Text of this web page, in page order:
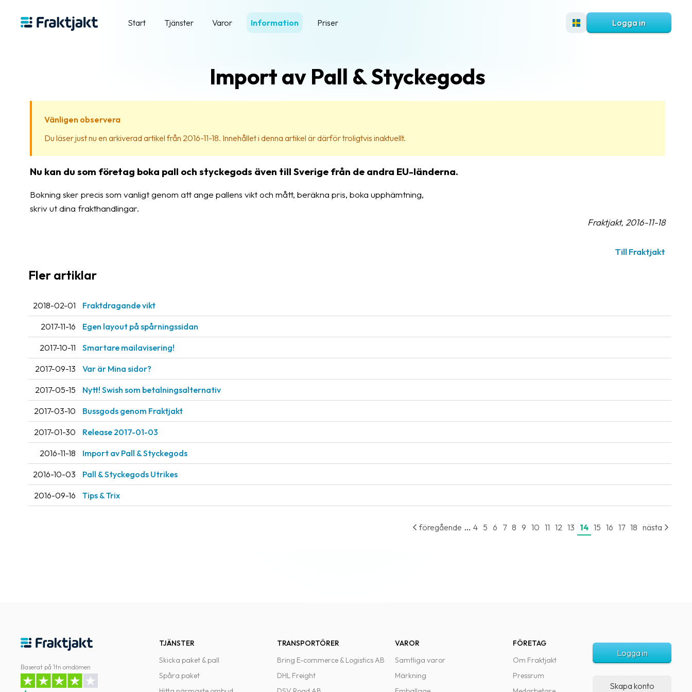
Start Tjänster Varor Information Priser Logga in
Import av Pall & Styckegods
Vänligen observera
Du läser just nu en arkiverad artikel från 2016-11-18. Innehållet i denna artikel är därför troligtvis inaktuellt.
Nu kan du som företag boka pall och styckegods även till Sverige från de andra EU-länderna.
Bokning sker precis som vanligt genom att ange pallens vikt och mått, beräkna pris, boka upphämtning,
skriv ut dina frakthandlingar.
Fraktjakt, 2016-11-18
Till Fraktjakt
Fler artiklar
2018-02-01 Fraktdragande vikt
2017-11-16 Egen layout på spårningssidan
2017-10-11 Smartare mailavisering!
2017-09-13 Var är Mina sidor?
2017-05-15 Nytt! Swish som betalningsalternativ
2017-03-10 Bussgods genom Fraktjakt
2017-01-30 Release 2017-01-03
2016-11-18 Import av Pall & Styckegods
2016-10-03 Pall & Styckegods Utrikes
2016-09-16 Tips & Trix
föregående ... 4 5 6 7 8 9 10 11 12 13 14 15 16 17 18 nästa
Baserat på 1tn omdömen
TJÄNSTER
Skicka paket & pall
Spåra paket
TRANSPORTÖRER
Bring E-commerce & Logistics AB
DHL Freight
VAROR
Samtliga varor
Märkning
FÖRETAG
Om Fraktjakt
Pressrum
Logga in
Skapa konto